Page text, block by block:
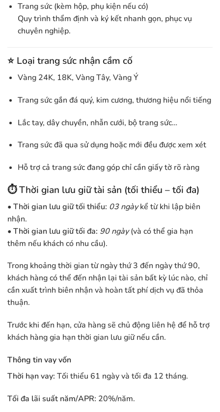
Trang sức (kèm hộp, phụ kiện nếu có)
Quy trình thẩm định và ký kết nhanh gọn, phục vụ
chuyên nghiệp.
⭐ Loại trang sức nhận cầm cố
Vàng 24K, 18K, Vàng Tây, Vàng Ý
Trang sức gắn đá quý, kim cương, thương hiệu nổi tiếng
Lắc tay, dây chuyền, nhẫn cưới, bộ trang sức…
Trang sức đã qua sử dụng hoặc mới đều được xem xét
Hỗ trợ cả trang sức đang góp chỉ cần giấy tờ rõ ràng
⏱️ Thời gian lưu giữ tài sản (tối thiểu – tối đa)
• Thời gian lưu giữ tối thiểu: 03 ngàykể từ khi lập biên
nhận.
• Thời gian lưu giữ tối đa: 90 ngày(và có thể gia hạn
thêm nếu khách có nhu cầu).
Trong khoảng thời gian từ ngày thứ 3 đến ngày thứ 90,
khách hàng có thể đến nhận lại tài sản bất kỳ lúc nào, chỉ
cần xuất trình biên nhận và hoàn tất phí dịch vụ đã thỏa
thuận.
Trước khi đến hạn, cửa hàng sẽ chủ động liên hệ để hỗ trợ
khách hàng gia hạn thời gian lưu giữ nếu cần.
Thông tin vay vốn
Thời hạn vay: Tối thiểu 61 ngày và tối đa 12 tháng.
Tối đa lãi suất năm/APR: 20%/năm.